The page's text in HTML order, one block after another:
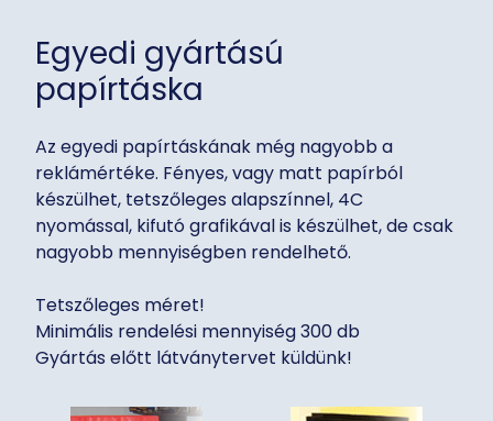
Egyedi gyártású
papírtáska
Az egyedi papírtáskának még nagyobb a
reklámértéke. Fényes, vagy matt papírból
készülhet, tetszőleges alapszínnel, 4C
nyomással, kifutó grafikával is készülhet, de csak
nagyobb mennyiségben rendelhető.
Tetszőleges méret!
Minimális rendelési mennyiség 300 db
Gyártás előtt látványtervet küldünk!